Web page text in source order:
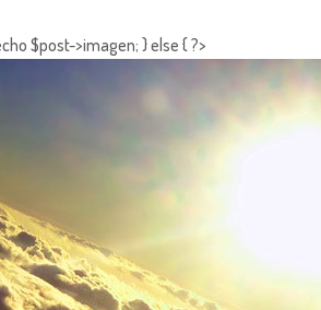
$post->imagen; } else { ?>